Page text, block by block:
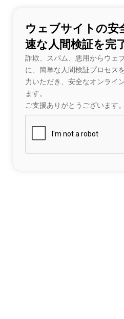
ウェブサイトの安
速な人間検証を完
詐欺、スパム、悪用からウェ
に、簡単な人間検証プロセス
力いただき、安全なオンライ
ます。
ご支援ありがとうございます。